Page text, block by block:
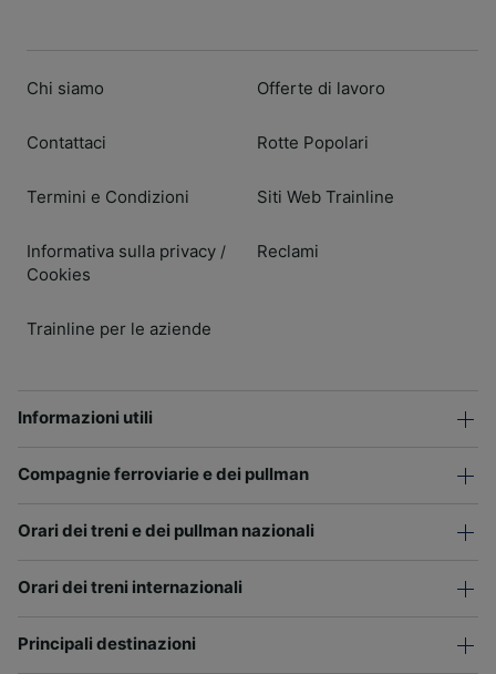
Chi siamo
Contattaci
Termini e Condizioni
Informativa sulla privacy /
Cookies
Trainline per le aziende
Offerte di lavoro
Rotte Popolari
Siti Web Trainline
Reclami
Informazioni utili
Compagnie ferroviarie e dei pullman
Orari dei treni e dei pullman nazionali
Orari dei treni internazionali
Principali destinazioni